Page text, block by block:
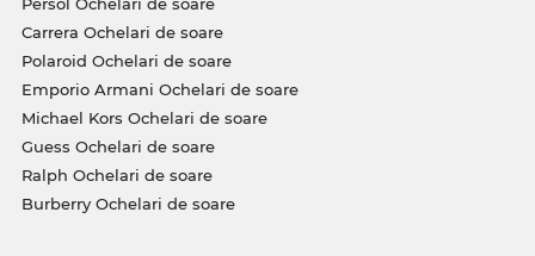
Persol Ochelari de soare
Carrera Ochelari de soare
Polaroid Ochelari de soare
Emporio Armani Ochelari de soare
Michael Kors Ochelari de soare
Guess Ochelari de soare
Ralph Ochelari de soare
Burberry Ochelari de soare